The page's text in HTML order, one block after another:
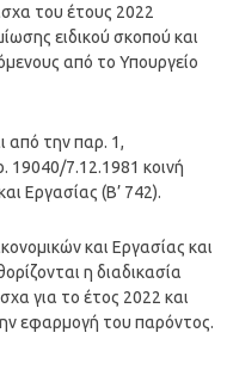
του έτους 2022
ειδικού σκοπού και
από το Υπουργείο
από την παρ. 1,
19040/7.12.1981 κοινή
Εργασίας (Β’ 742).
και Εργασίας και
η διαδικασία
για το έτος 2022 και
εφαρμογή του παρόντος.